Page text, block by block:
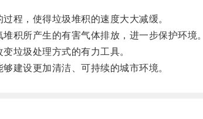
，使得垃圾堆积的速度大大减缓。
所产生的有害气体排放，进一步保护环境。
垃圾处理方式的有力工具。
设更加清洁、可持续的城市环境。